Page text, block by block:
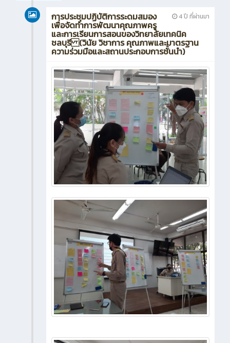
4 ปี ที่ผ่านมา
การประชุมปฏิบัติการระดมสมอง
เพื่อจัดทำการพัฒนาคุณภาพครู
และการเรียนการสอนของวิทยาลัยเทคนิค
ชลบุรี (วินัย วิชาการ คุณภาพและมาตรฐาน
ความร่วมมือและสถานประกอบการชั้นนำ)